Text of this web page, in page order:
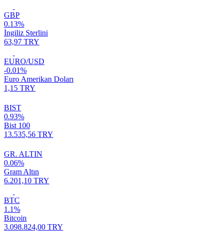
GBP
0.13%
İngiliz Sterlini
63,97 TRY
EURO/USD
-0.01%
Euro Amerikan Doları
1,15 TRY
BIST
0.93%
Bist 100
13.535,56 TRY
GR. ALTIN
0.06%
Gram Altın
6.201,10 TRY
BTC
1.1%
Bitcoin
3.098.824,00 TRY